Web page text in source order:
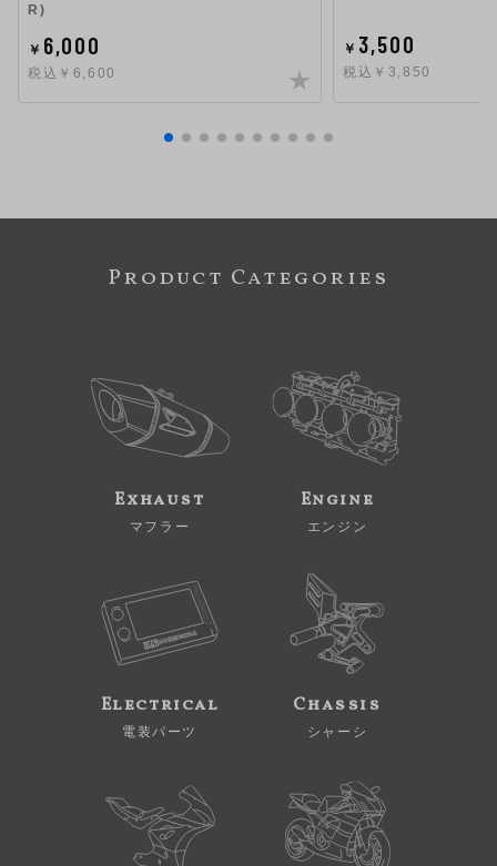
R)
￥ 6,000
税込￥6,600
￥ 3,500
税込￥3,850
Product Categories
Exhaust
マフラー
Engine
エンジン
Electrical
電装パーツ
Chassis
シャーシ